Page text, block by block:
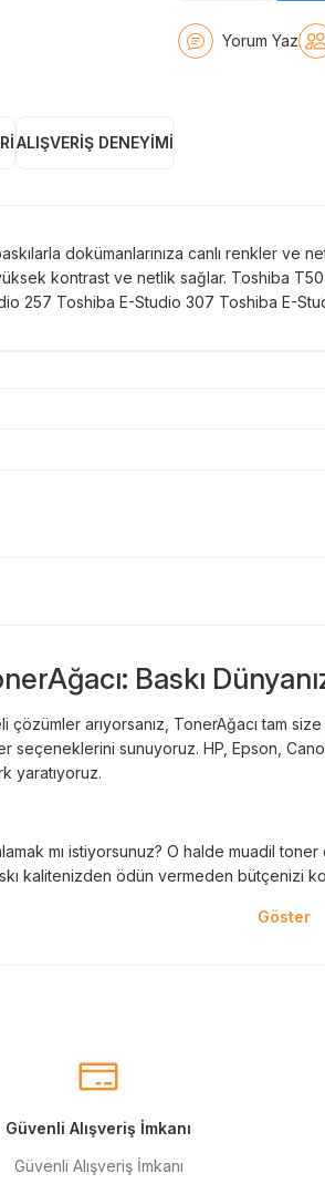
Yorum Yaz
ALIŞVERIŞ DENEYIMI
dokümanlarınıza canlı renkler ve
kontrast ve netlik sağlar. Toshiba
257 Toshiba E-Studio 307 Toshiba E-
Baskı
arıyorsanız, TonerAğacı tam
seçeneklerini sunuyoruz. HP, Epson,
yaratıyoruz.
mı istiyorsunuz? O halde muadil
kalitenizden ödün vermeden bütçenizi
seçeneklerimiz de mevcuttur. Muadil
Güvenli Alışveriş İmkanı
Güvenli Alışveriş İmkanı